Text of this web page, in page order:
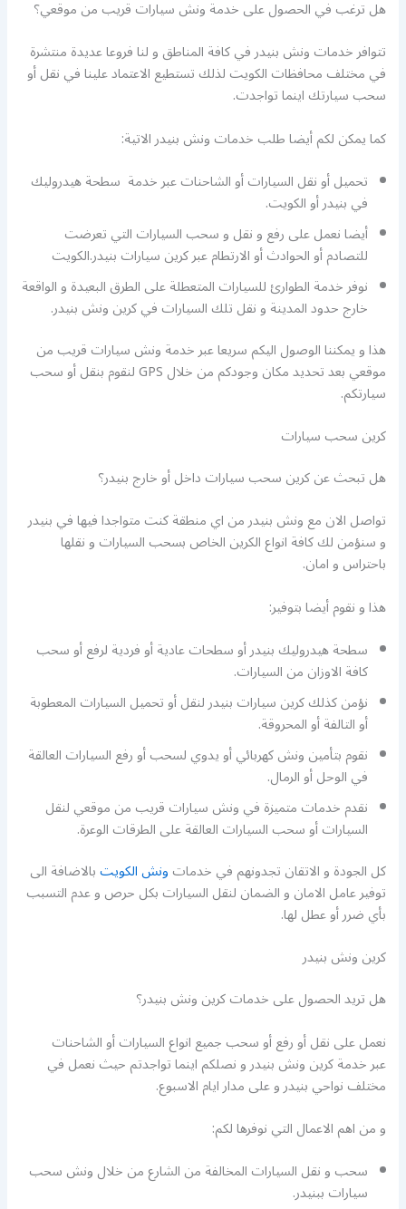
هل ترغب في الحصول على خدمة ونش سيارات قريب من موقعي؟
تتوافر خدمات ونش بنيدر في كافة المناطق و لنا فروعا عديدة منتشرة
في مختلف محافظات الكويت لذلك تستطيع الاعتماد علينا في نقل أو
سحب سيارتك اينما تواجدت.
كما يمكن لكم أيضا طلب خدمات ونش بنيدر الاتية:
تحميل أو نقل السيارات أو الشاحنات عبر خدمة سطحة هيدروليك
في بنيدر أو الكويت.
أيضا نعمل على رفع و نقل و سحب السيارات التي تعرضت
للتصادم أو الحوادث أو الارتطام عبر كرين سيارات بنيدر.الكويت
نوفر خدمة الطوارئ للسيارات المتعطلة على الطرق البعيدة و الواقعة
خارج حدود المدينة و نقل تلك السيارات في كرين ونش بنيدر.
هذا و يمكننا الوصول اليكم سريعا عبر خدمة ونش سيارات قريب من
موقعي بعد تحديد مكان وجودكم من خلال GPS لنقوم بنقل أو سحب
سيارتكم.
كرين سحب سيارات
هل تبحث عن كرين سحب سيارات داخل أو خارج بنيدر؟
تواصل الان مع ونش بنيدر من اي منطقة كنت متواجدا فيها في بنيدر
و سنؤمن لك كافة انواع الكرين الخاص بسحب السيارات و نقلها
باحتراس و امان.
هذا و نقوم أيضا بتوفير:
سطحة هيدروليك بنيدر أو سطحات عادية أو فردية لرفع أو سحب
كافة الاوزان من السيارات.
نؤمن كذلك كرين سيارات بنيدر لنقل أو تحميل السيارات المعطوبة
أو التالفة أو المحروقة.
نقوم بتأمين ونش كهربائي أو يدوي لسحب أو رفع السيارات العالقة
في الوحل أو الرمال.
نقدم خدمات متميزة في ونش سيارات قريب من موقعي لنقل
السيارات أو سحب السيارات العالقة على الطرقات الوعرة.
كل الجودة و الاتقان تجدونهم في خدماتونش الكويتبالاضافة الى
توفير عامل الامان و الضمان لنقل السيارات بكل حرص و عدم التسبب
بأي ضرر أو عطل لها.
كرين ونش بنيدر
هل تريد الحصول على خدمات كرين ونش بنيدر؟
نعمل على نقل أو رفع أو سحب جميع انواع السيارات أو الشاحنات
عبر خدمة كرين ونش بنيدر و نصلكم اينما تواجدتم حيث نعمل في
مختلف نواحي بنيدر و على مدار ايام الاسبوع.
و من اهم الاعمال التي نوفرها لكم:
سحب و نقل السيارات المخالفة من الشارع من خلال ونش سحب
سيارات ببنيدر.